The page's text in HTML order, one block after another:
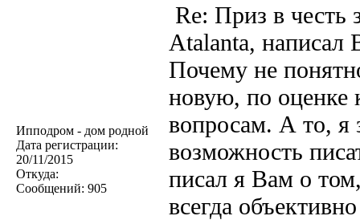
Ипподром - дом родной
Дата регистрации:
20/11/2015
Откуда:
Сообщений: 905
Re: Приз в честь
Atalanta, написал
Почему не
новую, по оценке
вопросам. А то, я
возможность
писал я Вам о
всегда